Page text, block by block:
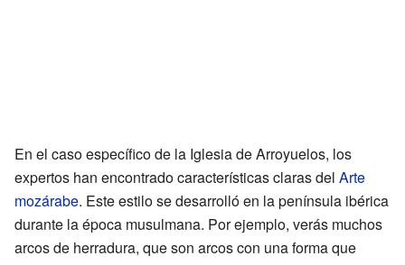
En el caso específico de la Iglesia de Arroyuelos, los
expertos han encontrado características claras del Arte
mozárabe. Este estilo se desarrolló en la península ibérica
durante la época musulmana. Por ejemplo, verás muchos
arcos de herradura, que son arcos con una forma que